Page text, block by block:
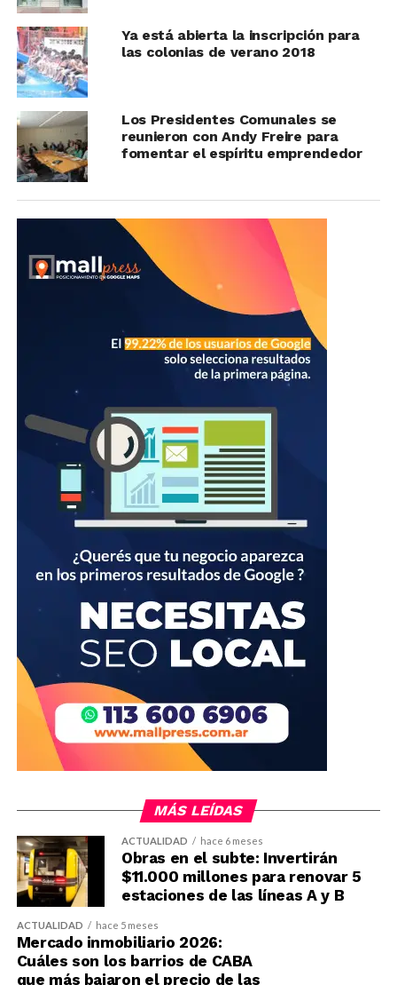
Ya está abierta la inscripción para
las colonias de verano 2018
Los Presidentes Comunales se
reunieron con Andy Freire para
fomentar el espíritu emprendedor
MÁS LEÍDAS
ACTUALIDAD hace 6 meses
Obras en el subte: Invertirán
$11.000 millones para renovar 5
estaciones de las líneas A y B
ACTUALIDAD hace 5 meses
Mercado inmobiliario 2026:
Cuáles son los barrios de CABA
que más bajaron el precio de las